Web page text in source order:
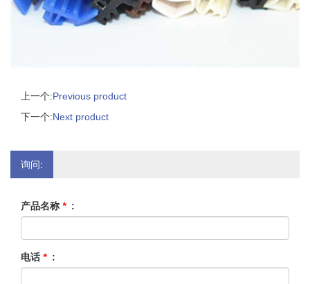
上一个:Previous product
下一个:Next product
询问:
产品名称 * :
电话 * :